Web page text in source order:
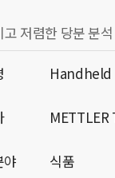
고 저렴한 당분 분
METTLER
야 식품